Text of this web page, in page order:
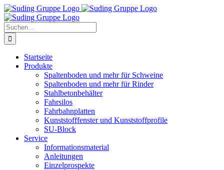
Zum
Inhalt
springen
Suche
nach:
Startseite
Produkte
Spaltenboden und mehr für Schweine
Spaltenboden und mehr für Rinder
Stahlbetonbehälter
Fahrsilos
Fahrbahnplatten
Kunststofffenster und Kunststoffprofile
SU-Block
Service
Informationsmaterial
Anleitungen
Einzelprospekte